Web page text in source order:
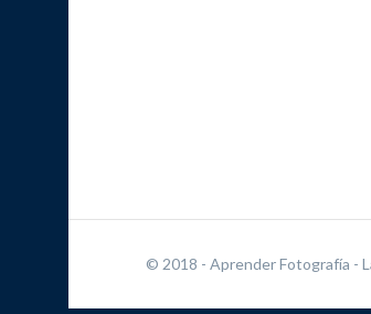
© 2018 - Aprender Fotografía -